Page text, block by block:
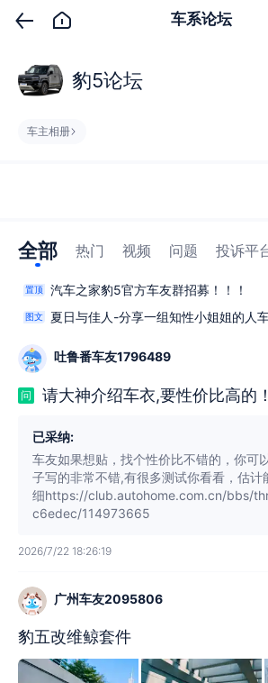
车系论坛
豹5论坛
车主相册
全部 热门 视频 问题 投诉平
汽车之家豹5官方车友群招募！！！
置顶
夏日与佳人-分享一组知性小姐姐的人
图文
吐鲁番车友1796489
问 请大神介绍车衣,要性价比高的
已采纳:
车友如果想贴，找个性价比不错的，你可
子写的非常不错,有很多测试你看看，估计
细https://club.autohome.com.cn/bbs/
c6edec/114973665
2026/7/22 18:26:19
广州车友2095806
豹五改维鲸套件